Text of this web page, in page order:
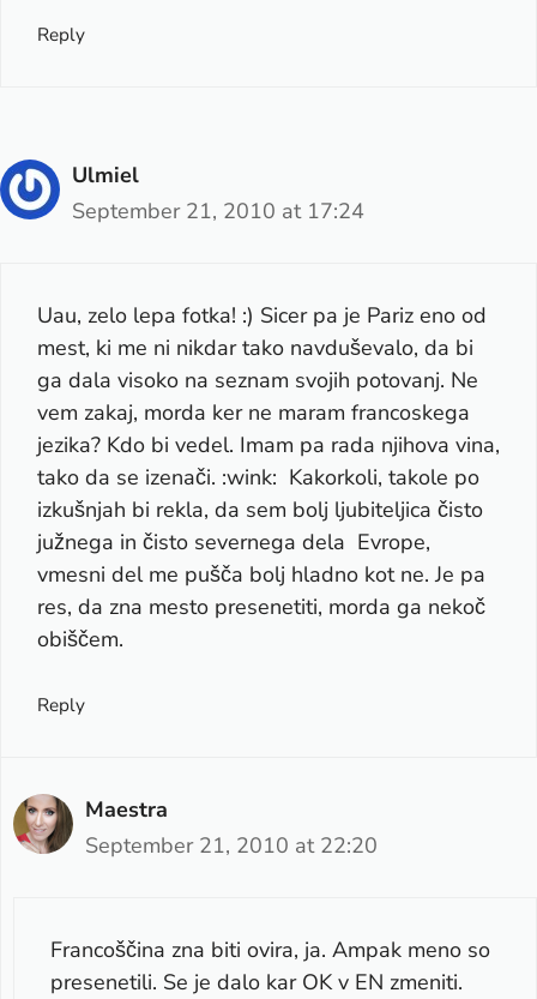
Reply
Ulmiel
September 21, 2010 at 17:24
Uau, zelo lepa fotka! :) Sicer pa je Pariz eno od
mest, ki me ni nikdar tako navduševalo, da bi
ga dala visoko na seznam svojih potovanj. Ne
vem zakaj, morda ker ne maram francoskega
jezika? Kdo bi vedel. Imam pa rada njihova vina,
tako da se izenači. :wink: Kakorkoli, takole po
izkušnjah bi rekla, da sem bolj ljubiteljica čisto
južnega in čisto severnega dela Evrope,
vmesni del me pušča bolj hladno kot ne. Je pa
res, da zna mesto presenetiti, morda ga nekoč
obiščem.
Reply
Maestra
September 21, 2010 at 22:20
Francoščina zna biti ovira, ja. Ampak meno so
presenetili. Se je dalo kar OK v EN zmeniti.